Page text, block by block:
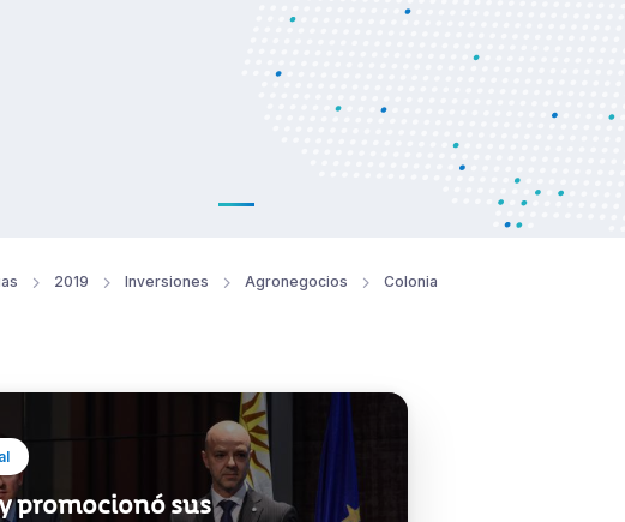
2019 Inversiones Agronegocios Colonia
promocionó sus